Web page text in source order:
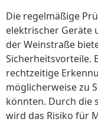
Die regelmäßige
elektrischer Geräte
der Weinstraße
Sicherheitsvorteile.
rechtzeitige
möglicherweise zu
könnten. Durch die
wird das Risiko für